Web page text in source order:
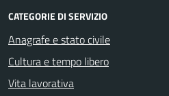
CATEGORIE DI SERVIZIO
Anagrafe e stato civile
Cultura e tempo libero
Vita lavorativa